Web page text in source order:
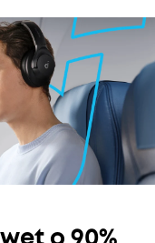
go
się
Transparency lub
szumu.
na tryb
z redukcją
swojego
przez